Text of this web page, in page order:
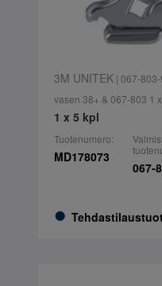
3M UNITEK| 067-803-
vasen 38+ & 067-803 1
1 x 5 kpl
Tuotenumero:
MD178073
067-